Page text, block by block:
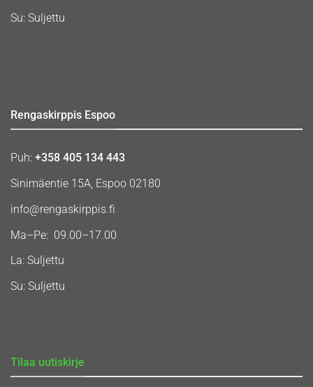
Su: Suljettu
Rengaskirppis Espoo
Puh: +358 405 134 443
Sinimäentie 15A, Espoo 02180
info@rengaskirppis.fi
Ma–Pe: 09.00–17.00
La: Suljettu
Su: Suljettu
Tilaa uutiskirje